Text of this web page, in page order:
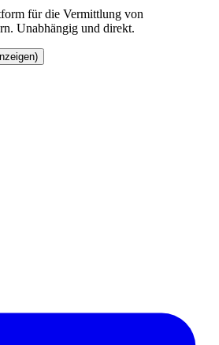
für die Vermittlung von
Unabhängig und direkt.